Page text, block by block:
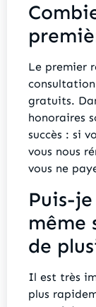
Le premier
gratuits.
honoraires
succès : si
vous nous
vous ne
Puis-
même
de
Il est très
plus